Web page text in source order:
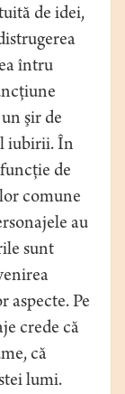
de idei,
întru
şir de
iubirii. În
de
comune
au
sunt
aspecte. Pe
crede că
că
lumi.